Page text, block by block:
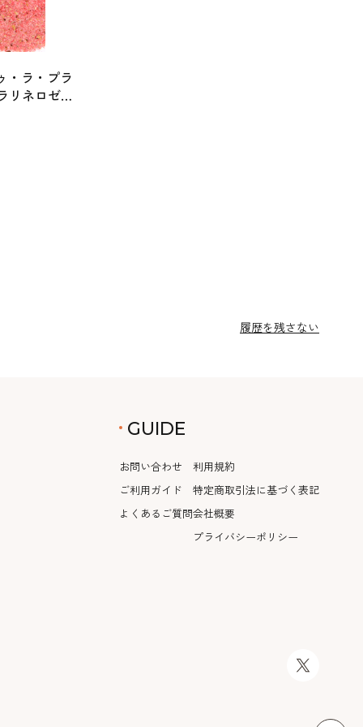
・ラ・プラ
リネロゼ・
履歴を残さない
GUIDE
お問い合わせ
ご利用ガイド
よくあるご質問
利用規約
特定商取引法に基づく表記
会社概要
プライバシーポリシー